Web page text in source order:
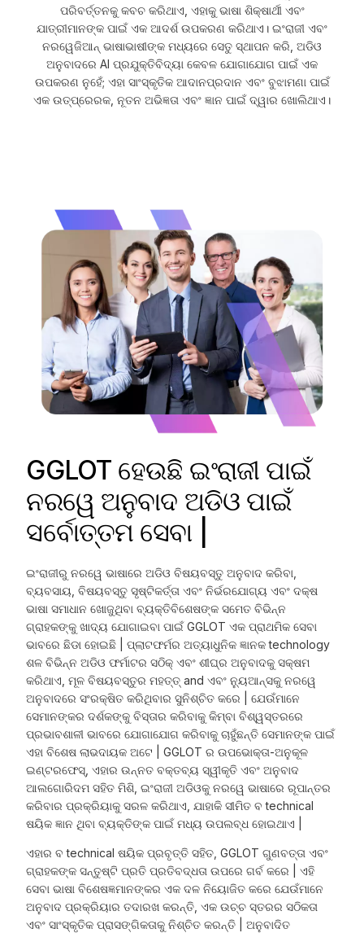
ପରିବର୍ତ୍ତନକୁ କବଚ କରିଥାଏ, ଏହାକୁ ଭାଷା ଶିକ୍ଷାର୍ଥୀ ଏବଂ
ଯାତ୍ରୀମାନଙ୍କ ପାଇଁ ଏକ ଆଦର୍ଶ ଉପକରଣ କରିଥାଏ। ଇଂରାଜୀ ଏବଂ
ନରୱେଜିଆନ୍ ଭାଷାଭାଷୀଙ୍କ ମଧ୍ୟରେ ସେତୁ ସ୍ଥାପନ କରି, ଅଡିଓ
ଅନୁବାଦରେ AI ପ୍ରଯୁକ୍ତିବିଦ୍ୟା କେବଳ ଯୋଗାଯୋଗ ପାଇଁ ଏକ
ଉପକରଣ ନୁହେଁ; ଏହା ସାଂସ୍କୃତିକ ଆଦାନପ୍ରଦାନ ଏବଂ ବୁଝାମଣା ପାଇଁ
ଏକ ଉତ୍ପ୍ରେରକ, ନୂତନ ଅଭିଜ୍ଞତା ଏବଂ ଜ୍ଞାନ ପାଇଁ ଦ୍ୱାର ଖୋଲିଥାଏ।
GGLOT ହେଉଛି ଇଂରାଜୀ ପାଇଁ
ନରୱେ ଅନୁବାଦ ଅଡିଓ ପାଇଁ
ସର୍ବୋତ୍ତମ ସେବା |
ଇଂରାଜୀରୁ ନରୱେ ଭାଷାରେ ଅଡିଓ ବିଷୟବସ୍ତୁ ଅନୁବାଦ କରିବା,
ବ୍ୟବସାୟ, ବିଷୟବସ୍ତୁ ସୃଷ୍ଟିକର୍ତ୍ତା ଏବଂ ନିର୍ଭରଯୋଗ୍ୟ ଏବଂ ଦକ୍ଷ
ଭାଷା ସମାଧାନ ଖୋଜୁଥିବା ବ୍ୟକ୍ତିବିଶେଷଙ୍କ ସମେତ ବିଭିନ୍ନ
ଗ୍ରାହକଙ୍କୁ ଖାଦ୍ୟ ଯୋଗାଇବା ପାଇଁ GGLOT ଏକ ପ୍ରାଥମିକ ସେବା
ଭାବରେ ଛିଡା ହୋଇଛି | ପ୍ଲାଟଫର୍ମର ଅତ୍ୟାଧୁନିକ ଜ୍ଞାନକ technology
ଶଳ ବିଭିନ୍ନ ଅଡିଓ ଫର୍ମାଟର ସଠିକ୍ ଏବଂ ଶୀଘ୍ର ଅନୁବାଦକୁ ସକ୍ଷମ
କରିଥାଏ, ମୂଳ ବିଷୟବସ୍ତୁର ମହତ୍ତ୍ and ଏବଂ ନ୍ୟୁଆନ୍ସକୁ ନରୱେ
ଅନୁବାଦରେ ସଂରକ୍ଷିତ କରିଥିବାର ସୁନିଶ୍ଚିତ କରେ | ଯେଉଁମାନେ
ସେମାନଙ୍କର ଦର୍ଶକଙ୍କୁ ବିସ୍ତାର କରିବାକୁ କିମ୍ବା ବିଶ୍ୱସ୍ତରରେ
ପ୍ରଭାବଶାଳୀ ଭାବରେ ଯୋଗାଯୋଗ କରିବାକୁ ଚାହୁଁଛନ୍ତି ସେମାନଙ୍କ ପାଇଁ
ଏହା ବିଶେଷ ଲାଭଦାୟକ ଅଟେ | GGLOT ର ଉପଭୋକ୍ତା-ଅନୁକୂଳ
ଇଣ୍ଟରଫେସ୍, ଏହାର ଉନ୍ନତ ବକ୍ତବ୍ୟ ସ୍ୱୀକୃତି ଏବଂ ଅନୁବାଦ
ଆଲଗୋରିଦମ ସହିତ ମିଶି, ଇଂରାଜୀ ଅଡିଓକୁ ନରୱେ ଭାଷାରେ ରୂପାନ୍ତର
କରିବାର ପ୍ରକ୍ରିୟାକୁ ସରଳ କରିଥାଏ, ଯାହାକି ସୀମିତ ବ technical
ଷୟିକ ଜ୍ଞାନ ଥିବା ବ୍ୟକ୍ତିଙ୍କ ପାଇଁ ମଧ୍ୟ ଉପଲବ୍ଧ ହୋଇଥାଏ |
ଏହାର ବ technical ଷୟିକ ପ୍ରବୃତ୍ତି ସହିତ, GGLOT ଗୁଣବତ୍ତା ଏବଂ
ଗ୍ରାହକଙ୍କ ସନ୍ତୁଷ୍ଟି ପ୍ରତି ପ୍ରତିବଦ୍ଧତା ଉପରେ ଗର୍ବ କରେ | ଏହି
ସେବା ଭାଷା ବିଶେଷଜ୍ଞମାନଙ୍କର ଏକ ଦଳ ନିୟୋଜିତ କରେ ଯେଉଁମାନେ
ଅନୁବାଦ ପ୍ରକ୍ରିୟାର ତଦାରଖ କରନ୍ତି, ଏକ ଉଚ୍ଚ ସ୍ତରର ସଠିକତା
ଏବଂ ସାଂସ୍କୃତିକ ପ୍ରାସଙ୍ଗିକତାକୁ ନିଶ୍ଚିତ କରନ୍ତି | ଅନୁବାଦିତ